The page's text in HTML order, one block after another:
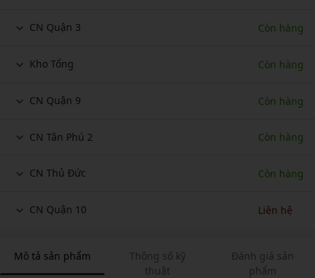
CN Quận 3 Còn hàng
Kho Tổng Còn hàng
CN Quận 9 Còn hàng
CN Tân Phú 2 Còn hàng
CN Thủ Đức Còn hàng
CN Quận 10 Liên hệ
Mô tả sản phẩm
Thông số kỹ
thuật
Đánh giá sản
phẩm